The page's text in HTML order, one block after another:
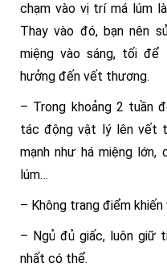
chạm vào vị trí má lúm
Thay vào đó, bạn nên
miệng vào sáng, tối để
hưởng đến vết thương.
– Trong khoảng 2 tuần
tác động vật lý lên vết
mạnh như há miệng lớn,
lúm…
– Không trang điểm
– Ngủ đủ giấc, luôn giữ
nhất có thể.